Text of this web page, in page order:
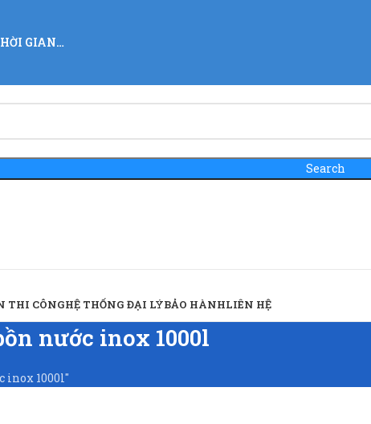
GIAN…
Search
THI CÔNGHỆ THỐNG ĐẠI LÝBẢO HÀNHLIÊN HỆ
nước inox 1000l
inox 1000l"